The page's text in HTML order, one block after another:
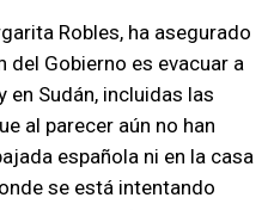
Robles, ha asegurado
del Gobierno es evacuar a
Sudán, incluidas las
al parecer aún no han
española ni en la casa
se está intentando